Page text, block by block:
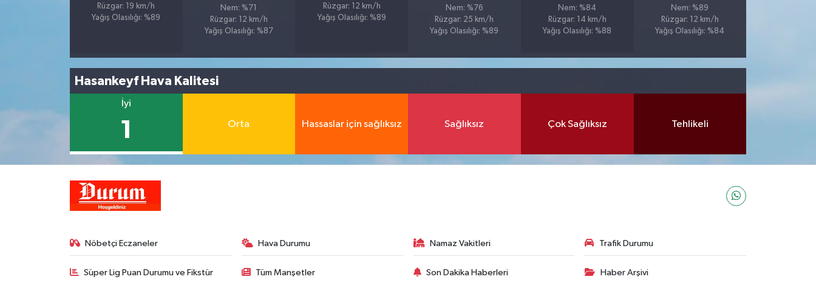
Rüzgar: 19 km/h
Yağış Olasılığı: %89
Nem: %71
Rüzgar: 12 km/h
Yağış Olasılığı: %87
Rüzgar: 12 km/h
Yağış Olasılığı: %89
Nem: %76
Rüzgar: 25 km/h
Yağış Olasılığı: %89
Nem: %84
Rüzgar: 14 km/h
Yağış Olasılığı: %88
Nem: %89
Rüzgar: 12 km/h
Yağış Olasılığı: %84
Hasankeyf Hava Kalitesi
İyi
1 Orta Hassaslar için sağlıksız Sağlıksız Çok Sağlıksız Tehlikeli
Nöbetçi Eczaneler Hava Durumu Namaz Vakitleri Trafik Durumu
Süper Lig Puan Durumu ve Fikstür Tüm Manşetler Son Dakika Haberleri Haber Arşivi